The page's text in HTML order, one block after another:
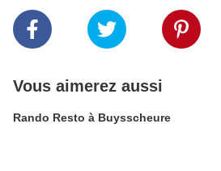
Vous aimerez aussi
Rando Resto à Buysscheure